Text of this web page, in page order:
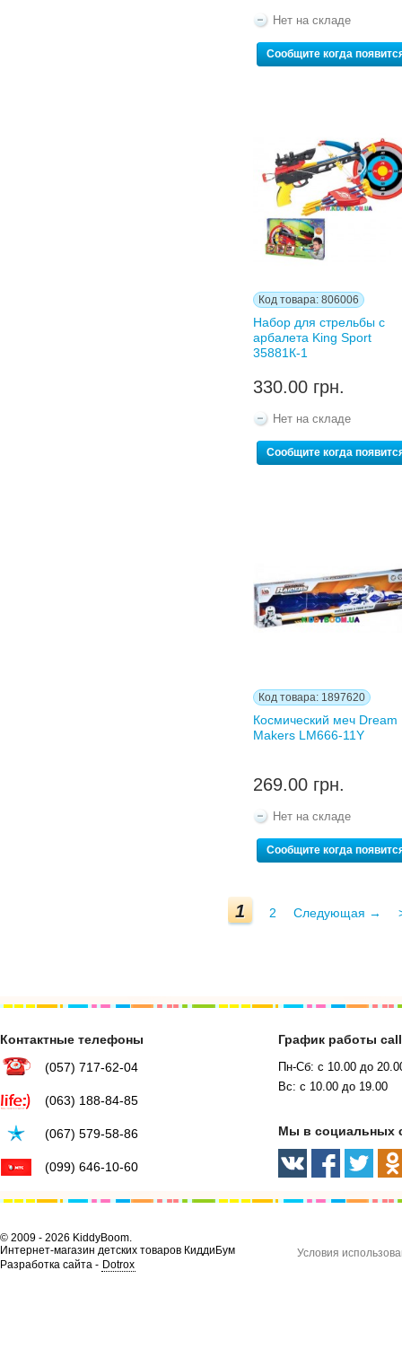
Нет на складе
Сообщите когда
Код товара: 806006
Набор для стрельбы с
арбалета King Sport
35881К-1
330.00 грн.
Нет на складе
Сообщите когда
Код товара: 1897620
Космический меч Dream
Makers LM666-11Y
269.00 грн.
Нет на складе
Сообщите когда
1 2 Следующая →
Контактные телефоны
(057) 717-62-04
(063) 188-84-85
(067) 579-58-86
(099) 646-10-60
График работы
Пн-Сб: с 10.00 до
Вс: с 10.00 до 19.00
Мы в социальных
© 2009 - 2026 KiddyBoom.
Интернет-магазин детских товаров КиддиБум
Разработка сайта - Dotrox
Условия